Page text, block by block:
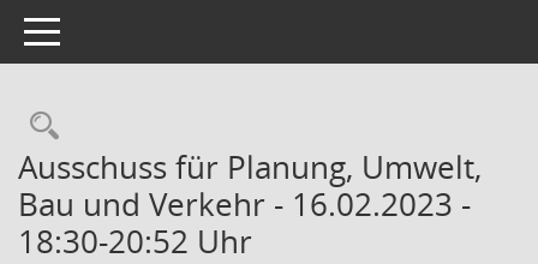
Toggle navigation
Rechercheauswahl
Ausschuss für Planung, Umwelt,
Bau und Verkehr - 16.02.2023 -
18:30-20:52 Uhr